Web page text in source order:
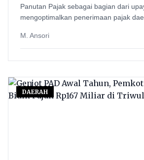
Panutan Pajak sebagai bagian dari
mengoptimalkan penerimaan pajak
M. Ansori
DAERAH